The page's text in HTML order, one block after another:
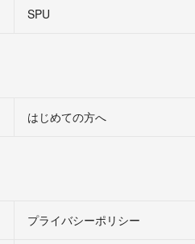
SPU
はじめての方へ
プライバシーポリシー